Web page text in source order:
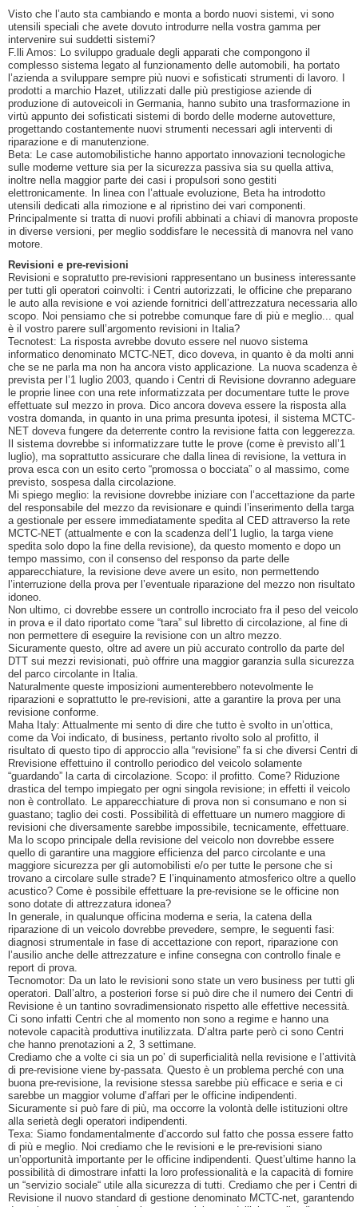
Visto che l’auto sta cambiando e monta a bordo nuovi sistemi, vi sono
utensili speciali che avete dovuto introdurre nella vostra gamma per
intervenire sui suddetti sistemi?
F.lli Amos: Lo sviluppo graduale degli apparati che compongono il
complesso sistema legato al funzionamento delle automobili, ha portato
l’azienda a sviluppare sempre più nuovi e sofisticati strumenti di lavoro. I
prodotti a marchio Hazet, utilizzati dalle più prestigiose aziende di
produzione di autoveicoli in Germania, hanno subito una trasformazione in
virtù appunto dei sofisticati sistemi di bordo delle moderne autovetture,
progettando costantemente nuovi strumenti necessari agli interventi di
riparazione e di manutenzione.
Beta: Le case automobilistiche hanno apportato innovazioni tecnologiche
sulle moderne vetture sia per la sicurezza passiva sia su quella attiva,
inoltre nella maggior parte dei casi i propulsori sono gestiti
elettronicamente. In linea con l’attuale evoluzione, Beta ha introdotto
utensili dedicati alla rimozione e al ripristino dei vari componenti.
Principalmente si tratta di nuovi profili abbinati a chiavi di manovra proposte
in diverse versioni, per meglio soddisfare le necessità di manovra nel vano
motore.
Revisioni e pre-revisioni
Revisioni e sopratutto pre-revisioni rappresentano un business interessante
per tutti gli operatori coinvolti: i Centri autorizzati, le officine che preparano
le auto alla revisione e voi aziende fornitrici dell’attrezzatura necessaria allo
scopo. Noi pensiamo che si potrebbe comunque fare di più e meglio... qual
è il vostro parere sull’argomento revisioni in Italia?
Tecnotest: La risposta avrebbe dovuto essere nel nuovo sistema
informatico denominato MCTC-NET, dico doveva, in quanto è da molti anni
che se ne parla ma non ha ancora visto applicazione. La nuova scadenza è
prevista per l’1 luglio 2003, quando i Centri di Revisione dovranno adeguare
le proprie linee con una rete informatizzata per documentare tutte le prove
effettuate sul mezzo in prova. Dico ancora doveva essere la risposta alla
vostra domanda, in quanto in una prima presunta ipotesi, il sistema MCTC-
NET doveva fungere da deterrente contro la revisione fatta con leggerezza.
Il sistema dovrebbe si informatizzare tutte le prove (come è previsto all’1
luglio), ma soprattutto assicurare che dalla linea di revisione, la vettura in
prova esca con un esito certo “promossa o bocciata” o al massimo, come
previsto, sospesa dalla circolazione.
Mi spiego meglio: la revisione dovrebbe iniziare con l’accettazione da parte
del responsabile del mezzo da revisionare e quindi l’inserimento della targa
a gestionale per essere immediatamente spedita al CED attraverso la rete
MCTC-NET (attualmente e con la scadenza dell’1 luglio, la targa viene
spedita solo dopo la fine della revisione), da questo momento e dopo un
tempo massimo, con il consenso del responso da parte delle
apparecchiature, la revisione deve avere un esito, non permettendo
l’interruzione della prova per l’eventuale riparazione del mezzo non risultato
idoneo.
Non ultimo, ci dovrebbe essere un controllo incrociato fra il peso del veicolo
in prova e il dato riportato come “tara” sul libretto di circolazione, al fine di
non permettere di eseguire la revisione con un altro mezzo.
Sicuramente questo, oltre ad avere un più accurato controllo da parte del
DTT sui mezzi revisionati, può offrire una maggior garanzia sulla sicurezza
del parco circolante in Italia.
Naturalmente queste imposizioni aumenterebbero notevolmente le
riparazioni e soprattutto le pre-revisioni, atte a garantire la prova per una
revisione conforme.
Maha Italy: Attualmente mi sento di dire che tutto è svolto in un’ottica,
come da Voi indicato, di business, pertanto rivolto solo al profitto, il
risultato di questo tipo di approccio alla “revisione” fa si che diversi Centri di
Rrevisione effettuino il controllo periodico del veicolo solamente
“guardando” la carta di circolazione. Scopo: il profitto. Come? Riduzione
drastica del tempo impiegato per ogni singola revisione; in effetti il veicolo
non è controllato. Le apparecchiature di prova non si consumano e non si
guastano; taglio dei costi. Possibilità di effettuare un numero maggiore di
revisioni che diversamente sarebbe impossibile, tecnicamente, effettuare.
Ma lo scopo principale della revisione del veicolo non dovrebbe essere
quello di garantire una maggiore efficienza del parco circolante e una
maggiore sicurezza per gli automobilisti e/o per tutte le persone che si
trovano a circolare sulle strade? E l’inquinamento atmosferico oltre a quello
acustico? Come è possibile effettuare la pre-revisione se le officine non
sono dotate di attrezzatura idonea?
In generale, in qualunque officina moderna e seria, la catena della
riparazione di un veicolo dovrebbe prevedere, sempre, le seguenti fasi:
diagnosi strumentale in fase di accettazione con report, riparazione con
l’ausilio anche delle attrezzature e infine consegna con controllo finale e
report di prova.
Tecnomotor: Da un lato le revisioni sono state un vero business per tutti gli
operatori. Dall’altro, a posteriori forse si può dire che il numero dei Centri di
Revisione è un tantino sovradimensionato rispetto alle effettive necessità.
Ci sono infatti Centri che al momento non sono a regime e hanno una
notevole capacità produttiva inutilizzata. D’altra parte però ci sono Centri
che hanno prenotazioni a 2, 3 settimane.
Crediamo che a volte ci sia un po’ di superficialità nella revisione e l’attività
di pre-revisione viene by-passata. Questo è un problema perché con una
buona pre-revisione, la revisione stessa sarebbe più efficace e seria e ci
sarebbe un maggior volume d’affari per le officine indipendenti.
Sicuramente si può fare di più, ma occorre la volontà delle istituzioni oltre
alla serietà degli operatori indipendenti.
Texa: Siamo fondamentalmente d’accordo sul fatto che possa essere fatto
di più e meglio. Noi crediamo che le revisioni e le pre-revisioni siano
un’opportunità importante per le officine indipendenti. Quest’ultime hanno la
possibilità di dimostrare infatti la loro professionalità e la capacità di fornire
un “servizio sociale“ utile alla sicurezza di tutti. Crediamo che per i Centri di
Revisione il nuovo standard di gestione denominato MCTC-net, garantendo